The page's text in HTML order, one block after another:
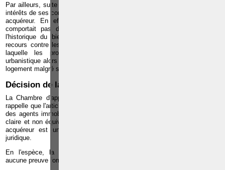
Par ailleurs, suite à cette offre, l'agent aurait négligé de sauvegarder les
intérêts de ses commettants en privilégiant au contraire ceux du candidat
acquéreur. En effet, il est apparu que le projet de compromis ne
comportait pas des clauses jugées élémentaires par le notaire, vu
l'historique du bien, telles que notamment une clause d'abandon de
recours contre les vendeurs. Par contre, il contenait une clause selon
laquelle les propriétaires n'avaient pas connaissance d'infraction
urbanistique alors qu'il est avéré que le bien concerné était aménagé en
logement malgré son affectation urbanistique.
Décision de la Chambre d'appel de l'IPI
La Chambre d'appel de l'Institut professionnel des agents immobiliers
rappelle que l'article 38 du Code de déontologie de l'Institut professionnel
des agents immobiliers exige que l'agent immobilier informe de manière
claire et non équivoque son ou ses commettants de ce que le candidat
acquéreur est une personne avec laquelle il a un lien notamment
juridique.
En l'espèce, la Chambre constate que l'agent immobilier n'apporte
aucune preuve formelle du respect de cette obligation déontologique.